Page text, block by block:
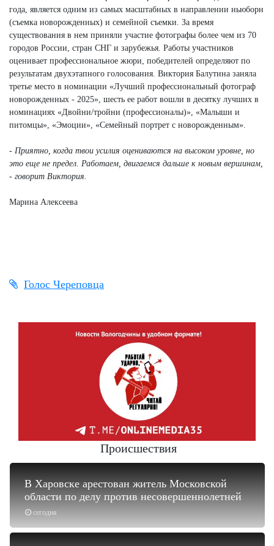
года, является одним из самых масштабных в направлении ньюборн
(съемка новорожденных) и семейной съемки. За время
существования в нем приняли участие фотографы более чем из 70
городов России, стран СНГ и зарубежья. Работы участников
оценивает профессиональное жюри, победителей определяют по
результатам двухэтапного голосования. Виктория Балутина заняла
третье место в номинации «Лучший профессиональный фотограф
новорожденных - 2025», шесть ее работ вошли в десятку лучших в
номинациях «Двойни/тройни (профессионалы)», «Малыши и
питомцы», «Эмоции», «Семейный портрет с новорожденным».
- Приятно, когда твои усилия оцениваются на высоком уровне, но
это еще не предел. Работаем, двигаемся дальше к новым вершинам,
- говорит Виктория.
Марина Алексеева
Голос Череповца
Происшествия
сегодня
В Харовске арестован житель Московской
области по делу против несовершеннолетней